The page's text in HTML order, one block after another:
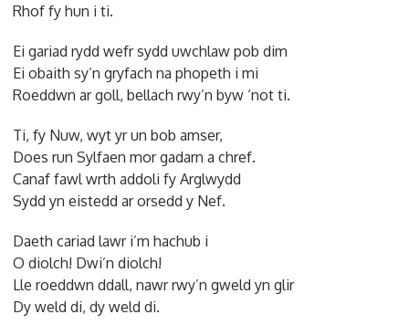
Rhof fy hun i ti.
Ei gariad rydd wefr sydd uwchlaw pob dim
Ei obaith sy’n gryfach na phopeth i mi
Roeddwn ar goll, bellach rwy’n byw ‘not ti.
Ti, fy Nuw, wyt yr un bob amser,
Does run Sylfaen mor gadarn a chref.
Canaf fawl wrth addoli fy Arglwydd
Sydd yn eistedd ar orsedd y Nef.
Daeth cariad lawr i’m hachub i
O diolch! Dwi’n diolch!
Lle roeddwn ddall, nawr rwy’n gweld yn glir
Dy weld di, dy weld di.